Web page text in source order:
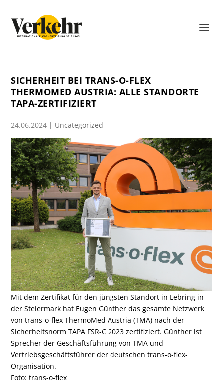
SICHERHEIT BEI TRANS-O-FLEX
THERMOMED AUSTRIA: ALLE STANDORTE
TAPA-ZERTIFIZIERT
24.06.2024 | Uncategorized
Mit dem Zertifikat für den jüngsten Standort in Lebring in
der Steiermark hat Eugen Günther das gesamte Netzwerk
von trans-o-flex ThermoMed Austria (TMA) nach der
Sicherheitsnorm TAPA FSR-C 2023 zertifiziert. Günther ist
Sprecher der Geschäftsführung von TMA und
Vertriebsgeschäftsführer der deutschen trans-o-flex-
Organisation.
Foto: trans-o-flex